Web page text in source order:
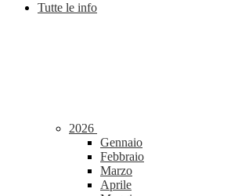
Tutte le info
2026
Gennaio
Febbraio
Marzo
Aprile